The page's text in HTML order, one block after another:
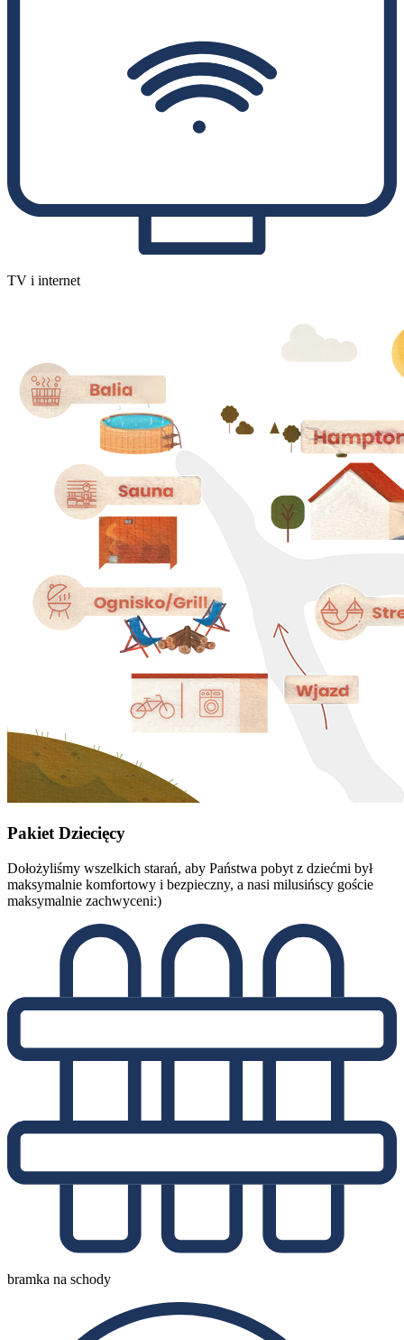
TV i internet
Pakiet Dziecięcy
Dołożyliśmy wszelkich starań, aby Państwa pobyt z dziećmi był
maksymalnie komfortowy i bezpieczny, a nasi milusińscy goście
maksymalnie zachwyceni:)
bramka na schody